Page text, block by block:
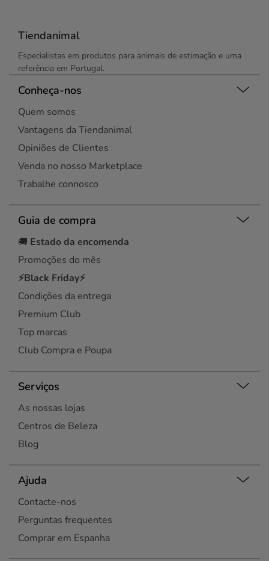
Tiendanimal
Especialistas em produtos para animais de estimação e uma
referência em Portugal.
Conheça-nos
Quem somos
Vantagens da Tiendanimal
Opiniões de Clientes
Venda no nosso Marketplace
Trabalhe connosco
Guia de compra
🚚 Estado da encomenda
Promoções do mês
⚡Black Friday⚡
Condições da entrega
Premium Club
Top marcas
Club Compra e Poupa
Serviços
As nossas lojas
Centros de Beleza
Blog
Ajuda
Contacte-nos
Perguntas frequentes
Comprar em Espanha